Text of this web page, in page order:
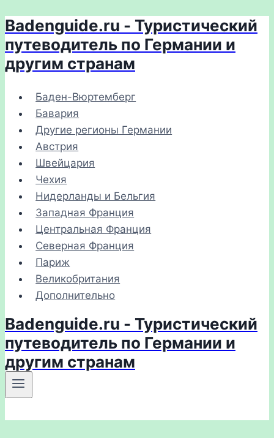
Перейти
к
содержимому
Badenguide.ru - Туристический
путеводитель по Германии и
другим странам
Баден-Вюртемберг
Бавария
Другие регионы Германии
Австрия
Швейцария
Чехия
Нидерланды и Бельгия
Западная Франция
Центральная Франция
Северная Франция
Париж
Великобритания
Дополнительно
Badenguide.ru - Туристический
путеводитель по Германии и
другим странам